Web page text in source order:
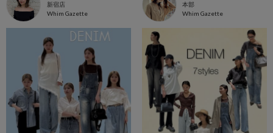
新宿店
Whim Gazette
本部
Whim Gazette